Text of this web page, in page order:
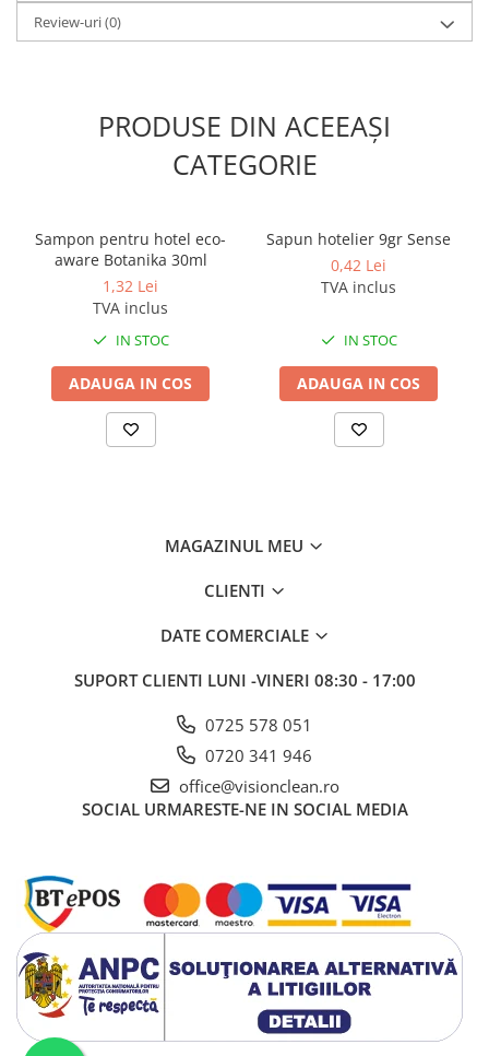
Role prosop hartie
Aparate odorizante profesionale
Odorizant toalera, wc
Site odorizante pisoar
Produse de curatenie
Articole menaj
Carucioare
Carucioare bucatarie
Carucioare curatenie
Lavete profesionale
Gama de cosmetice hoteliere Black
Gama de cosmetice hoteliere
Gama de cosmetice hoteliere
Holiday Care
Gama de cosmetice hoteliere I Am
You
Gama de cosmetice hoteliere Lux
Gama de cosmetice hoteliere
Omnia
Review-uri(0)
PRODUSE DIN ACEEAȘI
CATEGORIE
Sampon pentru hotel eco-
aware Botanika 30ml
1,32 Lei
TVA inclus
IN STOC
ADAUGA IN COS
Sapun hotelier 9gr Sense
0,42 Lei
TVA inclus
IN STOC
ADAUGA IN COS
MAGAZINUL MEU
CLIENTI
DATE COMERCIALE
SUPORT CLIENTI LUNI -VINERI 08:30 - 17:00
0725 578 051
0720 341 946
office@visionclean.ro
SOCIAL URMARESTE-NE IN SOCIAL MEDIA